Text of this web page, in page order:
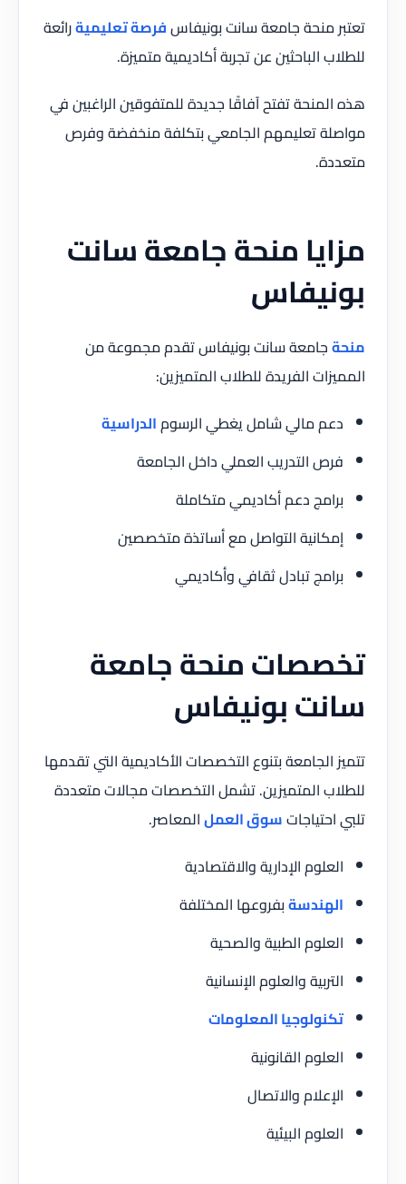
تعتبر منحة جامعة سانت بونيفاسفرصة تعليميةرائعة
للطلاب الباحثين عن تجربة أكاديمية متميزة.
هذه المنحة تفتح آفاقًا جديدة للمتفوقين الراغبين في
مواصلة تعليمهم الجامعي بتكلفة منخفضة وفرص
متعددة.
مزايا منحة جامعة سانت
بونيفاس
منحةجامعة سانت بونيفاس تقدم مجموعة من
المميزات الفريدة للطلاب المتميزين:
دعم مالي شامل يغطي الرسومالدراسية
فرص التدريب العملي داخل الجامعة
برامج دعم أكاديمي متكاملة
إمكانية التواصل مع أساتذة متخصصين
برامج تبادل ثقافي وأكاديمي
تخصصات منحة جامعة
سانت بونيفاس
تتميز الجامعة بتنوع التخصصات الأكاديمية التي تقدمها
للطلاب المتميزين. تشمل التخصصات مجالات متعددة
تلبي احتياجاتسوق العملالمعاصر.
العلوم الإدارية والاقتصادية
الهندسةبفروعها المختلفة
العلوم الطبية والصحية
التربية والعلوم الإنسانية
تكنولوجيا المعلومات
العلوم القانونية
الإعلام والاتصال
العلوم البيئية